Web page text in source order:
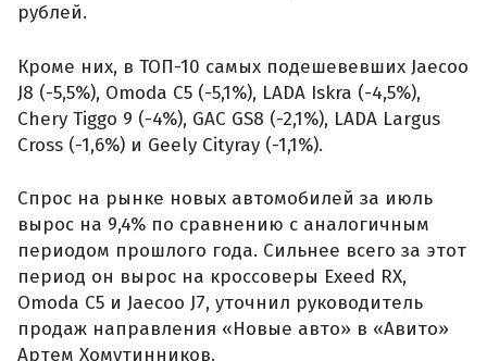
рублей.
Кроме них, в ТОП-10 самых подешевевших Jaecoo
J8 (-5,5%), Omoda C5 (-5,1%), LADA Iskra (-4,5%),
Chery Tiggo 9 (-4%), GAC GS8 (-2,1%), LADA Largus
Cross (-1,6%) и Geely Cityray (-1,1%).
Спрос на рынке новых автомобилей за июль
вырос на 9,4% по сравнению с аналогичным
периодом прошлого года. Сильнее всего за этот
период он вырос на кроссоверы Exeed RX,
Omoda C5 и Jaecoo J7, уточнил руководитель
продаж направления «Новые авто» в «Авито»
Артем Хомутинников.